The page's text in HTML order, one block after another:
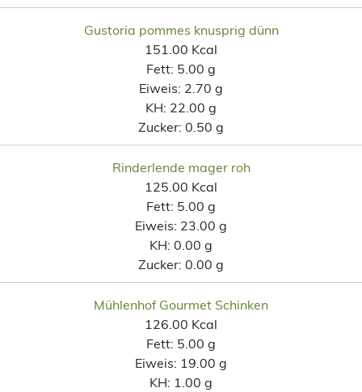
Gustoria pommes knusprig dünn
151.00 Kcal
Fett: 5.00 g
Eiweis: 2.70 g
KH: 22.00 g
Zucker: 0.50 g
Rinderlende mager roh
125.00 Kcal
Fett: 5.00 g
Eiweis: 23.00 g
KH: 0.00 g
Zucker: 0.00 g
Mühlenhof Gourmet Schinken
126.00 Kcal
Fett: 5.00 g
Eiweis: 19.00 g
KH: 1.00 g